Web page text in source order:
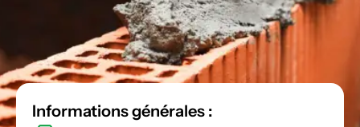
Informations générales :